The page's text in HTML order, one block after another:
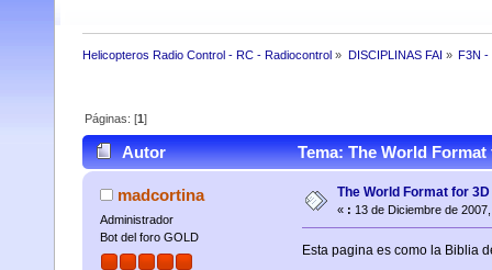
Helicopteros Radio Control - RC - Radiocontrol » DISCIPLINAS FAI » F3N -
Páginas: [1]
Autor Tema: The World
madcortina
Administrador
Bot del foro GOLD
The World Format for
« : 13 de Diciembre de
Esta pagina es como la Biblia